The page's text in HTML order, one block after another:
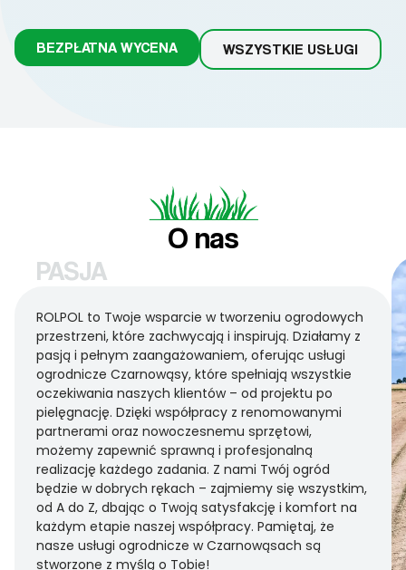
BEZPŁATNA WYCENA WSZYSTKIE USŁUGI
O nas
PASJA
ROLPOL to Twoje wsparcie w tworzeniu ogrodowych
przestrzeni, które zachwycają i inspirują. Działamy z
pasją i pełnym zaangażowaniem, oferując usługi
ogrodnicze Czarnowąsy, które spełniają wszystkie
oczekiwania naszych klientów – od projektu po
pielęgnację. Dzięki współpracy z renomowanymi
partnerami oraz nowoczesnemu sprzętowi,
możemy zapewnić sprawną i profesjonalną
realizację każdego zadania. Z nami Twój ogród
będzie w dobrych rękach – zajmiemy się wszystkim,
od A do Z, dbając o Twoją satysfakcję i komfort na
każdym etapie naszej współpracy. Pamiętaj, że
nasze usługi ogrodnicze w Czarnowąsach są
stworzone z myślą o Tobie!